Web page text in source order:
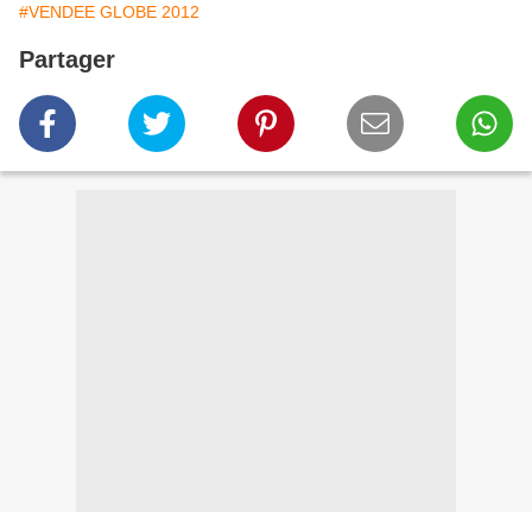
#VENDEE GLOBE 2012
Partager